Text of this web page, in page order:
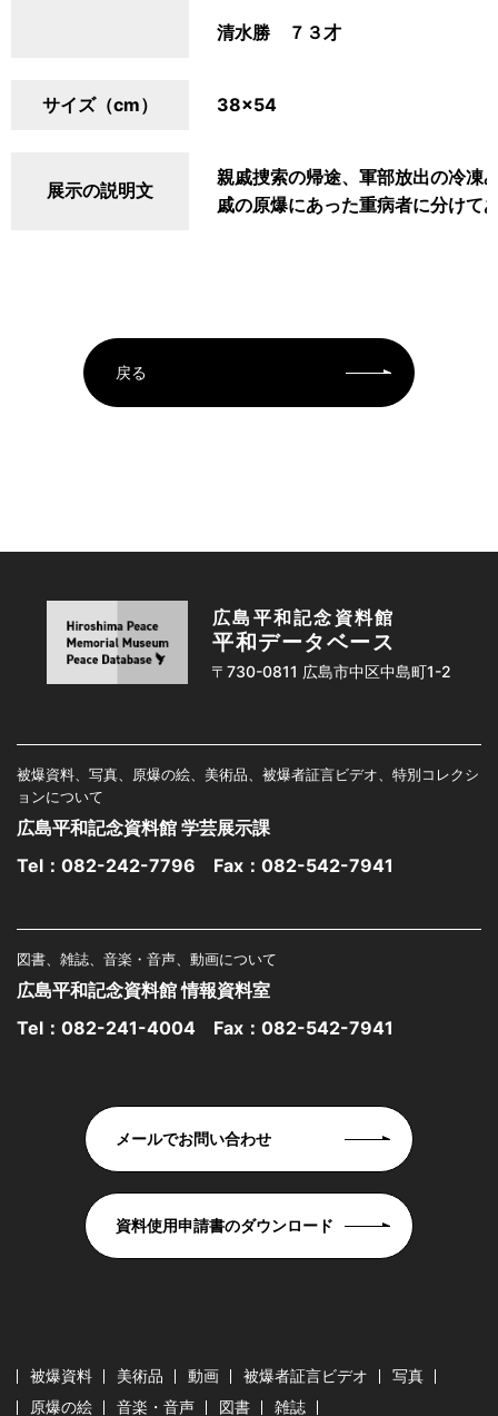
清水勝 ７３才
サイズ（cm） 38×54
展示の説明文
親戚捜索の帰途、軍部放出の冷凍
戚の原爆にあった重病者に分けて
戻る
広島平和記念資料館
平和データベース
〒730-0811 広島市中区中島町1-2
被爆資料、写真、原爆の絵、美術品、被爆者証言ビデオ、特別コレクシ
ョンについて
広島平和記念資料館 学芸展示課
Tel： 082-242-7796 Fax：082-542-7941
図書、雑誌、音楽・音声、動画について
広島平和記念資料館 情報資料室
Tel： 082-241-4004 Fax：082-542-7941
メールでお問い合わせ
資料使用申請書のダウンロード
被爆資料 美術品 動画 被爆者証言ビデオ
写真
原爆の絵
音楽・音声 図書 雑誌